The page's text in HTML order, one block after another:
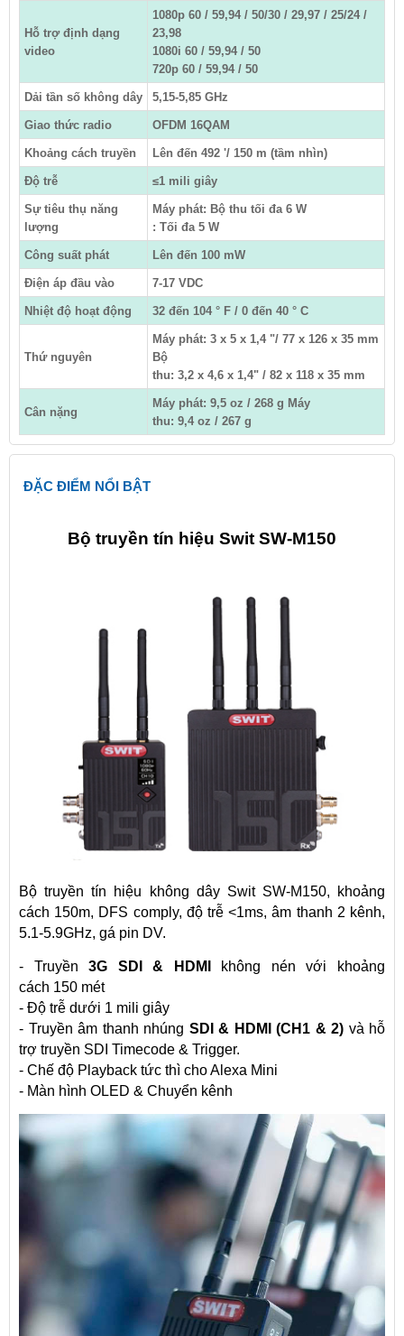
Hỗ trợ định dạng
video
1080p 60 / 59,94 / 50/30 / 29,97 / 25/24 /
23,98
1080i 60 / 59,94 / 50
720p 60 / 59,94 / 50
Dải tần số không dây 5,15-5,85 GHz
Giao thức radio OFDM 16QAM
Khoảng cách truyền Lên đến 492 '/ 150 m (tầm nhìn)
Độ trễ ≤1 mili giây
Sự tiêu thụ năng
lượng
Máy phát: Bộ thu tối đa 6 W
: Tối đa 5 W
Công suất phát Lên đến 100 mW
Điện áp đầu vào 7-17 VDC
Nhiệt độ hoạt động 32 đến 104 ° F / 0 đến 40 ° C
Thứ nguyên
Máy phát: 3 x 5 x 1,4 "/ 77 x 126 x 35 mm
Bộ
thu: 3,2 x 4,6 x 1,4" / 82 x 118 x 35 mm
Cân nặng
Máy phát: 9,5 oz / 268 g Máy
thu: 9,4 oz / 267 g
ĐẶC ĐIỂM NỔI BẬT
Bộ truyền tín hiệu Swit SW-M150
Bộ truyền tín hiệu không dây Swit SW-M150, khoảng
cách 150m, DFS comply, độ trễ <1ms, âm thanh 2 kênh,
5.1-5.9GHz, gá pin DV.
- Truyền3G SDI & HDMI
không nén với khoảng
cách 150 mét
- Độ trễ dưới 1 mili giây
- Truyền âm thanh nhúng SDI & HDMI (CH1 & 2) và hỗ
trợ truyền SDI Timecode & Trigger.
- Chế độ Playback tức thì cho Alexa Mini
- Màn hình OLED & Chuyển kênh